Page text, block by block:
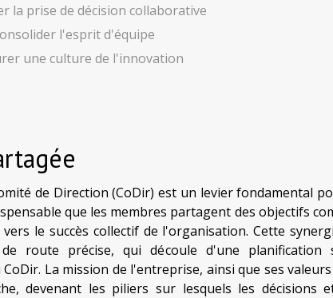
la prise de décision collaborative
l'esprit d'équipe
une culture de l'innovation
de Direction (CoDir) est un levier fondamental
que les membres partagent des objectifs
le succès collectif de l'organisation. Cette
route précise, qui découle d'une planification
La mission de l'entreprise, ainsi que ses
devenant les piliers sur lesquels les décisions